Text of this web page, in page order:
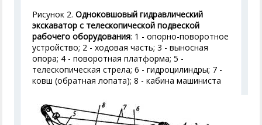
Рисунок 2.Одноковшовый гидравлический
экскаватор с телескопической подвеской
рабочего оборудования: 1 - опорно-поворотное
устройство; 2 - ходовая часть; 3 - выносная
опора; 4 - поворотная платформа; 5 -
телескопическая стрела; 6 - гидроцилиндры; 7 -
ковш (обратная лопата); 8 - кабина машиниста